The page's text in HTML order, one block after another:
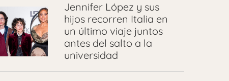
Jennifer López y sus
hijos recorren Italia en
un último viaje juntos
antes del salto a la
universidad